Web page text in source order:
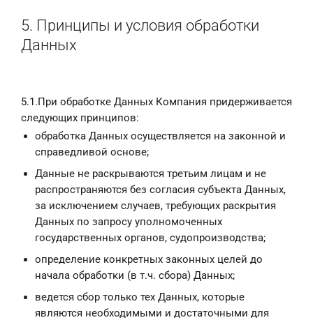
5. Принципы и условия обработки
Данных
5.1.При обработке Данных Компания придерживается
следующих принципов:
обработка Данных осуществляется на законной и
справедливой основе;
Данные не раскрываются третьим лицам и не
распространяются без согласия субъекта Данных,
за исключением случаев, требующих раскрытия
Данных по запросу уполномоченных
государственных органов, судопроизводства;
определение конкретных законных целей до
начала обработки (в т.ч. сбора) Данных;
ведется сбор только тех Данных, которые
являются необходимыми и достаточными для